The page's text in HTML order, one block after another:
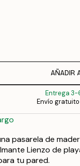
AÑADIR
Entrega 3-
Envío
pasarela de
Lienzo de
tu pared.